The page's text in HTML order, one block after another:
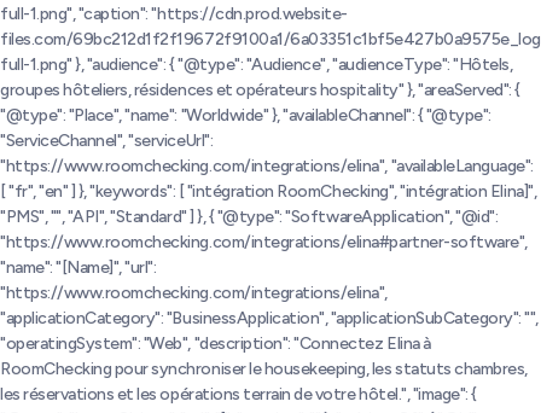
full-1.png", "caption": "https://cdn.prod.website-
files.com/69bc212d1f2f19672f9100a1/
full-1.png" }, "audience": { "@type": "Audience", "audienceType": "Hôtels,
groupes hôteliers, résidences et opérateurs hospitality" }, "areaServed": {
"@type": "Place", "name": "Worldwide" }, "availableChannel": { "@type":
"ServiceChannel", "serviceUrl":
"https://www.roomchecking.com/integrations/elina", "availableLanguage":
[ "fr", "en" ] }, "keywords": [ "intégration RoomChecking", "intégration Elina]",
"PMS", "", "API", "Standard" ] }, { "@type": "SoftwareApplication", "@id":
"https://www.roomchecking.com/integrations/elina#partner-software",
"name": "[Name]", "url":
"https://www.roomchecking.com/integrations/elina",
"applicationCategory": "BusinessApplication", "applicationSubCategory": "",
"operatingSystem": "Web", "description": "Connectez Elina à
RoomChecking pour synchroniser le housekeeping, les statuts chambres,
les réservations et les opérations terrain de votre hôtel.", "image": {